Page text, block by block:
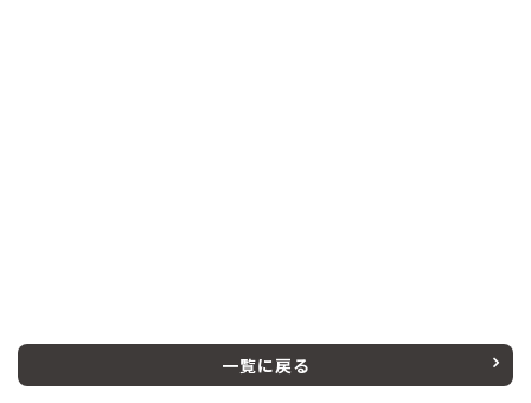
一覧に戻る